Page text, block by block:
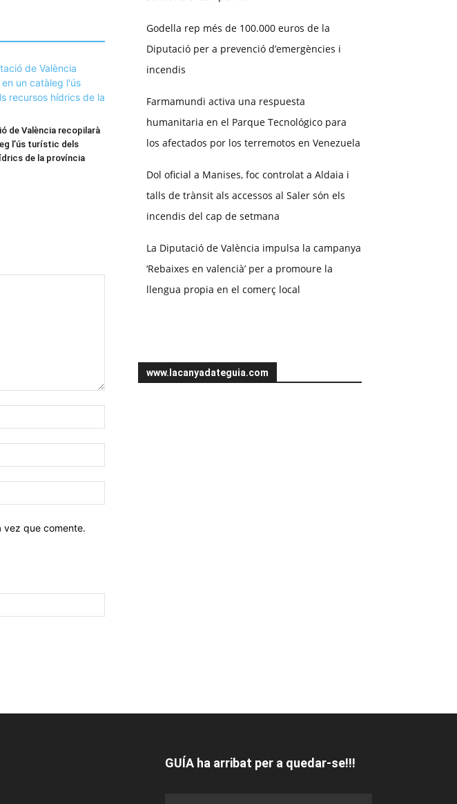
de València recopilarà
l’ús turístic dels
de la província
vez que comente.
Godella rep més de 100.000 euros de la
Diputació per a prevenció d’emergències i
incendis
Farmamundi activa una respuesta
humanitaria en el Parque Tecnológico para
los afectados por los terremotos en Venezuela
Dol oficial a Manises, foc controlat a Aldaia i
talls de trànsit als accessos al Saler són els
incendis del cap de setmana
La Diputació de València impulsa la campanya
‘Rebaixes en valencià’ per a promoure la
llengua propia en el comerç local
www.lacanyadateguia.com
GUÍA ha arribat per a quedar-se!!!